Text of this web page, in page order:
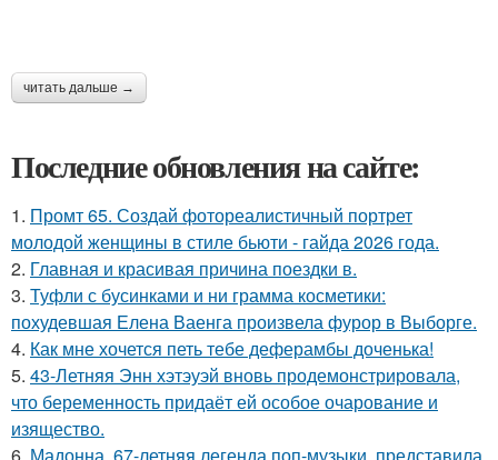
читать дальше →
Последние обновления на сайте:
1. Промт 65. Создай фотореалистичный портрет
молодой женщины в стиле бьюти - гайда 2026 года.
2. Главная и красивая причина поездки в.
3. Туфли с бусинками и ни грамма косметики:
похудевшая Елена Ваенга произвела фурор в Выборге.
4. Как мне хочется петь тебе деферамбы доченька!
5. 43-Летняя Энн хэтэуэй вновь продемонстрировала,
что беременность придаёт ей особое очарование и
изящество.
6. Мадонна, 67-летняя легенда поп-музыки, представила